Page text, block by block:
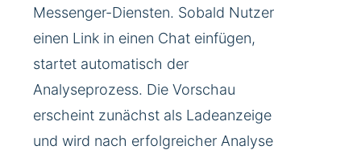
Messenger-Diensten. Sobald Nutzer
einen Link in einen Chat einfügen,
startet automatisch der
Analyseprozess. Die Vorschau
erscheint zunächst als Ladeanzeige
und wird nach erfolgreicher Analyse